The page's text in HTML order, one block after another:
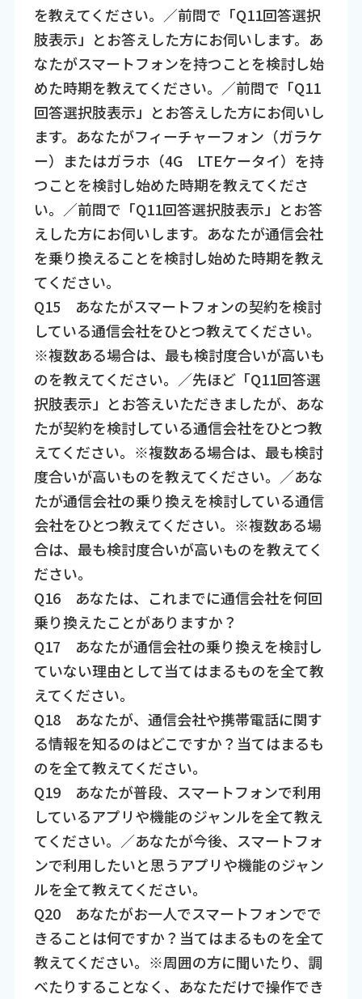
を教えてください。／前問で「Q11回答選択
肢表示」とお答えした方にお伺いします。あ
なたがスマートフォンを持つことを検討し始
めた時期を教えてください。／前問で「Q11
回答選択肢表示」とお答えした方にお伺いし
ます。あなたがフィーチャーフォン（ガラケ
ー）またはガラホ（4G LTEケータイ）を持
つことを検討し始めた時期を教えてくださ
い。／前問で「Q11回答選択肢表示」とお答
えした方にお伺いします。あなたが通信会社
を乗り換えることを検討し始めた時期を教え
てください。
Q15 あなたがスマートフォンの契約を検討
している通信会社をひとつ教えてください。
※複数ある場合は、最も検討度合いが高いも
のを教えてください。／先ほど「Q11回答選
択肢表示」とお答えいただきましたが、あな
たが契約を検討している通信会社をひとつ教
えてください。※複数ある場合は、最も検討
度合いが高いものを教えてください。／あな
たが通信会社の乗り換えを検討している通信
会社をひとつ教えてください。※複数ある場
合は、最も検討度合いが高いものを教えてく
ださい。
Q16 あなたは、これまでに通信会社を何回
乗り換えたことがありますか？
Q17 あなたが通信会社の乗り換えを検討し
ていない理由として当てはまるものを全て教
えてください。
Q18 あなたが、通信会社や携帯電話に関す
る情報を知るのはどこですか？当てはまるも
のを全て教えてください。
Q19 あなたが普段、スマートフォンで利用
しているアプリや機能のジャンルを全て教え
てください。／あなたが今後、スマートフォ
ンで利用したいと思うアプリや機能のジャン
ルを全て教えてください。
Q20 あなたがお一人でスマートフォンでで
きることは何ですか？当てはまるものを全て
教えてください。※周囲の方に聞いたり、調
べたりすることなく、あなただけで操作でき